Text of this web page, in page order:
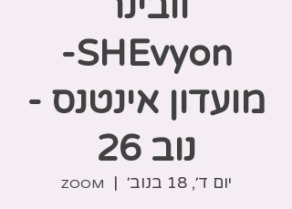
SHEvyon-
מועדון אינטנס -
נוב 26
יום ד׳, 18 בנוב׳
  |
ZOOM